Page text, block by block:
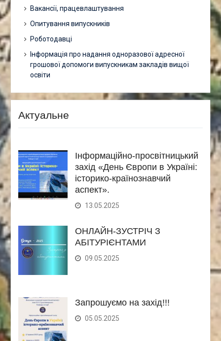
Вакансії, працевлаштування
Опитування випускників
Роботодавці
Інформація про надання одноразової адресної
грошової допомоги випускникам закладів вищої
освіти
Актуальне
Інформаційно-просвітницький
захід «День Європи в Україні:
історико-країнознавчий
аспект».
13.05.2025
ОНЛАЙН-ЗУСТРІЧ З
АБІТУРІЄНТАМИ
09.05.2025
Запрошуємо на захід!!!
05.05.2025